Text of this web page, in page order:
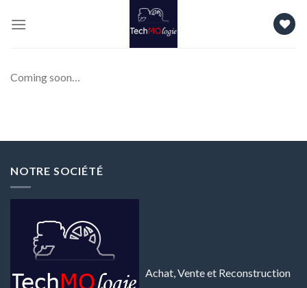
Coming soon…
NOTRE SOCIÉTÉ
Achat, Vente et Reconstruction